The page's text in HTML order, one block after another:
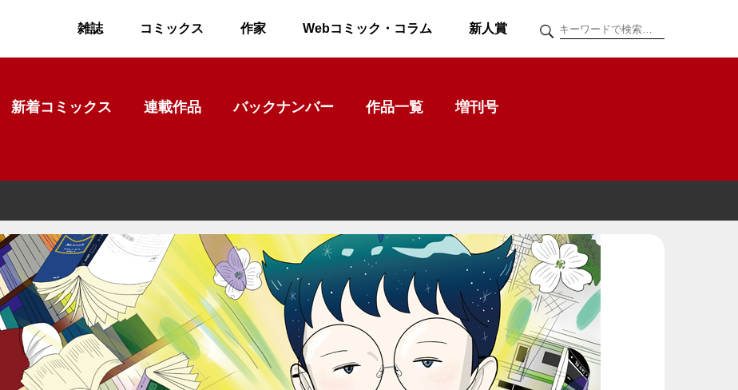
雑誌 コミックス 作家 Webコミック・コラム 新人賞
新着コミックス 連載作品 バックナンバー 作品一覧 増刊号